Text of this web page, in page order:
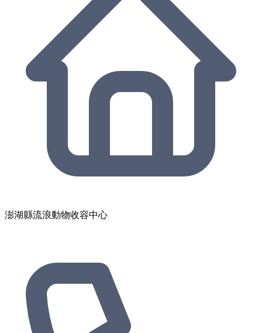
澎湖縣流浪動物收容中心